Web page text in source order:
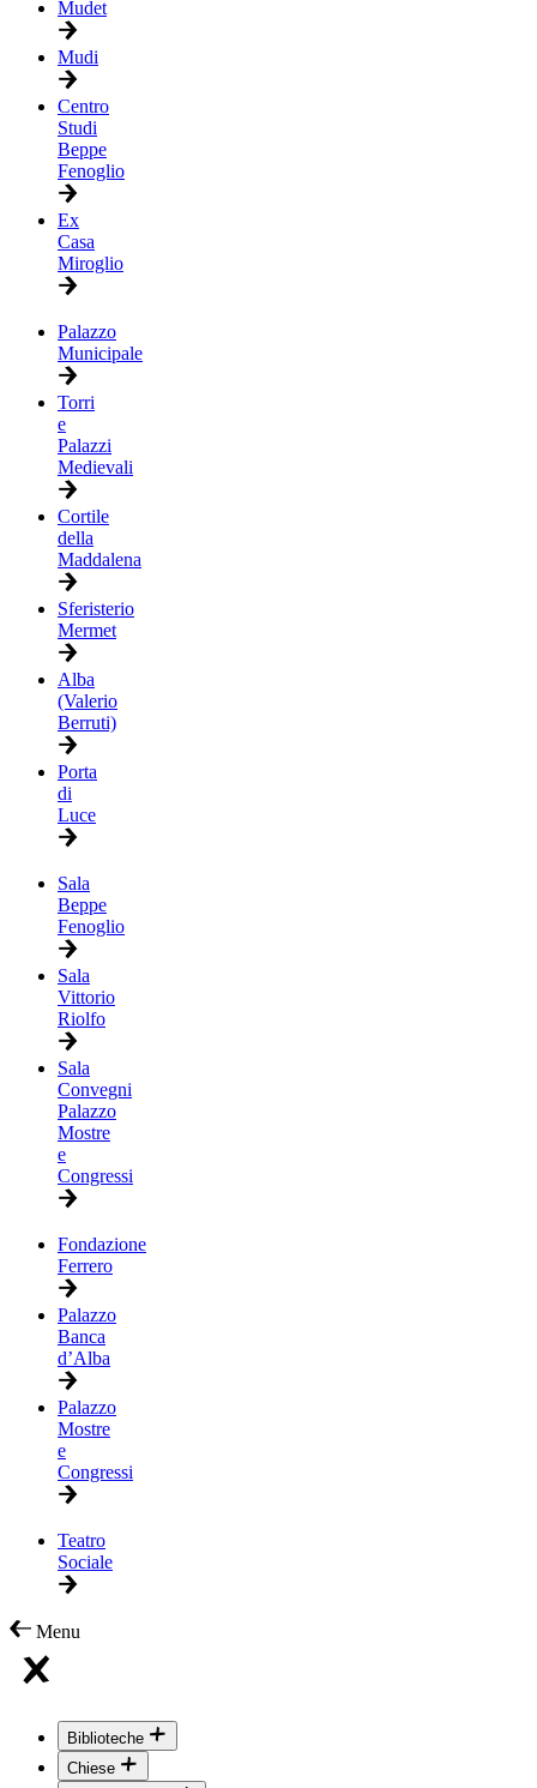
Mudet
Mudi
Centro
Studi
Beppe
Fenoglio
Ex
Casa
Miroglio
Palazzo
Municipale
Torri
e
Palazzi
Medievali
Cortile
della
Maddalena
Sferisterio
Mermet
Alba
(Valerio
Berruti)
Porta
di
Luce
Sala
Beppe
Fenoglio
Sala
Vittorio
Riolfo
Sala
Convegni
Palazzo
Mostre
e
Congressi
Fondazione
Ferrero
Palazzo
Banca
d’Alba
Palazzo
Mostre
e
Congressi
Teatro
Sociale
Menu
Biblioteche
Chiese